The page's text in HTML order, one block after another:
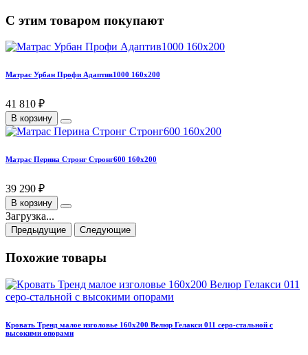
С этим товаром покупают
Матрас Урбан Профи Адаптив1000 160х200
41 810 ₽
В корзину
Матрас Перина Стронг Стронг600 160х200
39 290 ₽
В корзину
Загрузка...
Предыдущие Следующие
Похожие товары
Кровать Тренд малое изголовье 160х200 Велюр Гелакси 011 серо-стальной с
высокими опорами